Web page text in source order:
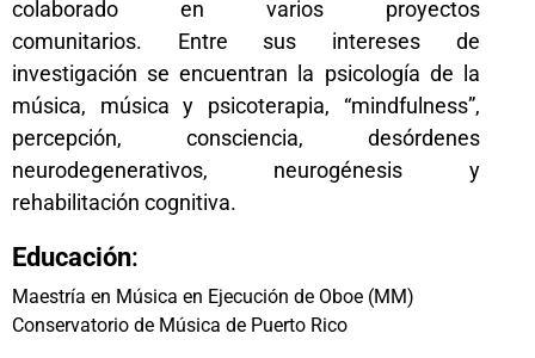
colaborado en varios proyectos
comunitarios. Entre sus intereses de
investigación se encuentran la psicología de la
música, música y psicoterapia, “mindfulness”,
percepción, consciencia, desórdenes
neurodegenerativos, neurogénesis y
rehabilitación cognitiva.
Educación:
Maestría en Música en Ejecución de Oboe (MM)
Conservatorio de Música de Puerto Rico